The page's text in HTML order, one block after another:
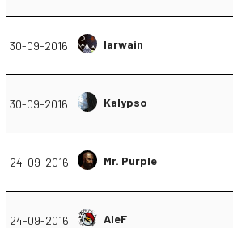
30-09-2016 Iarwain
30-09-2016 Kalypso
24-09-2016 Mr. Purple
24-09-2016 AleF